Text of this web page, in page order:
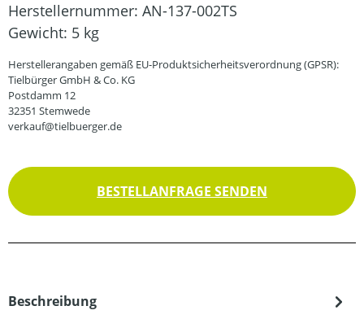
Herstellernummer: AN-137-002TS
Gewicht: 5 kg
Herstellerangaben gemäß EU-Produktsicherheitsverordnung (GPSR):
Tielbürger GmbH & Co. KG
Postdamm 12
32351 Stemwede
verkauf@tielbuerger.de
BESTELLANFRAGE SENDEN
Beschreibung